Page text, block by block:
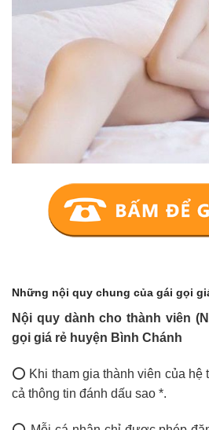
Những nội quy chung của gái gọi
Nội quy dành cho thành viên
gọi giá rẻ huyện Bình Chánh
⭕ Khi tham gia thành viên của hệ
cả thông tin đánh dấu sao *.